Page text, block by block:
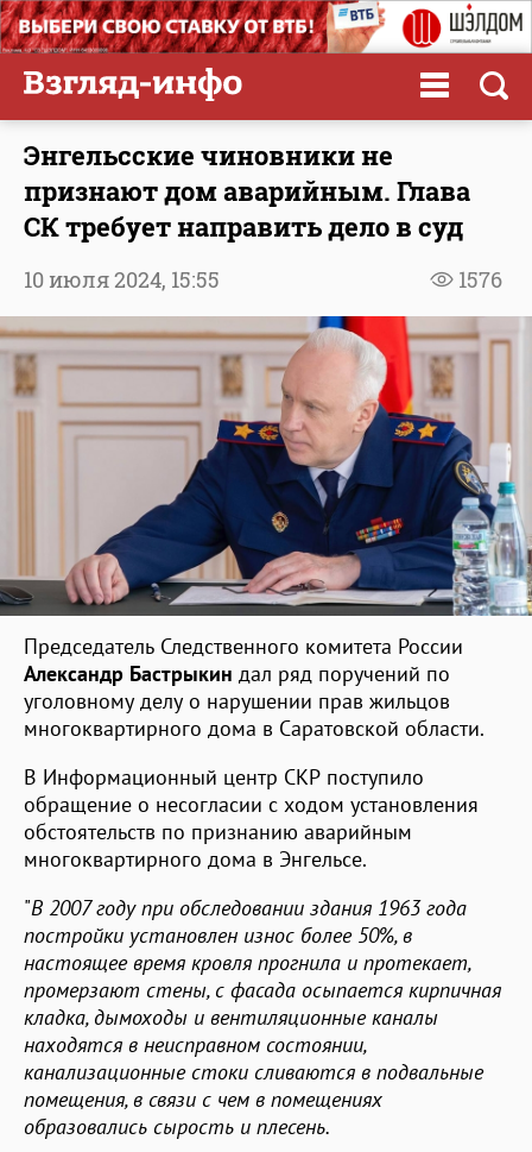
Энгельсские чиновники не
признают дом аварийным. Глава
СК требует направить дело в суд
1576
10 июля 2024, 15:55
Председатель Следственного комитета России
Александр Бастрыкин дал ряд поручений по
уголовному делу о нарушении прав жильцов
многоквартирного дома в Саратовской области.
В Информационный центр СКР поступило
обращение о несогласии с ходом установления
обстоятельств по признанию аварийным
многоквартирного дома в Энгельсе.
"В 2007 году при обследовании здания 1963 года
постройки установлен износ более 50%, в
настоящее время кровля прогнила и протекает,
промерзают стены, с фасада осыпается кирпичная
кладка, дымоходы и вентиляционные каналы
находятся в неисправном состоянии,
канализационные стоки сливаются в подвальные
помещения, в связи с чем в помещениях
образовались сырость и плесень.